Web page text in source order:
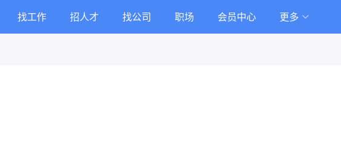
找工作 招人才 找公司 职场 会员中心 更多